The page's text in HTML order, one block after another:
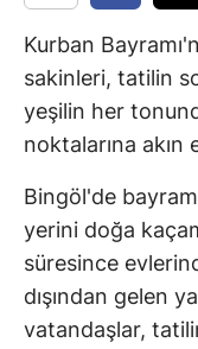
Kurban
sakinleri, tatilin
yeşilin her
noktalarına akın
Bingöl'de
yerini doğa
süresince
dışından gelen
vatandaşlar,